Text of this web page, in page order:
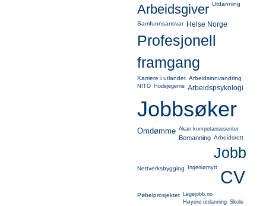
Arbeidsgiver Utdanning
Samfunnsansvar Helse Norge
Profesjonell
framgang
Karriere i utlandet Arbeidsinnvandring
NITO Hodejegerne Arbeidspsykologi
Jobbsøker
Omdømme Akan kompetansesenter
Bemanning Arbeidsrett
Jobb
Nettverksbygging Ingeniørnytt CV
Pøbelprosjektet
Legejobb.no
Høyere utdanning Skole